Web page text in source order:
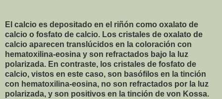
El calcio es depositado en el riñón como oxalato de
calcio o fosfato de calcio. Los cristales de oxalato de
calcio aparecen translúcidos en la coloración con
hematoxilina-eosina y son refractados bajo la luz
polarizada. En contraste, los cristales de fosfato de
calcio, vistos en este caso, son basófilos en la tinción
con hematoxilina-eosina, no son refractados por la luz
polarizada, y son positivos en la tinción de von Kossa.